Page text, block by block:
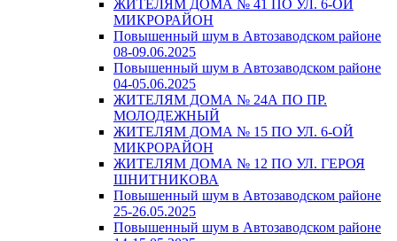
ЖИТЕЛЯМ ДОМА № 41 ПО УЛ. 6-ОЙ
МИКРОРАЙОН
Повышенный шум в Автозаводском районе
08-09.06.2025
Повышенный шум в Автозаводском районе
04-05.06.2025
ЖИТЕЛЯМ ДОМА № 24А ПО ПР.
МОЛОДЕЖНЫЙ
ЖИТЕЛЯМ ДОМА № 15 ПО УЛ. 6-ОЙ
МИКРОРАЙОН
ЖИТЕЛЯМ ДОМА № 12 ПО УЛ. ГЕРОЯ
ШНИТНИКОВА
Повышенный шум в Автозаводском районе
25-26.05.2025
Повышенный шум в Автозаводском районе